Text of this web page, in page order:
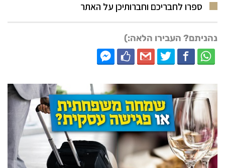
ספרו לחבריכם וחברותיכן על האתר
נהניתם? העבירו הלאה:)